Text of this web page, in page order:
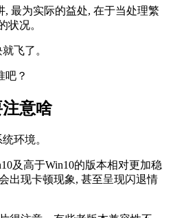
, 最为实际的益处, 在于当处理繁
状况。
飞了。
吧？
意啥
环境。
及高于Win10的版本相对更加稳
出现卡顿现象, 甚至呈现闪退情